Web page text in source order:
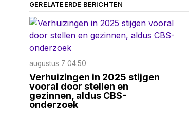
GERELATEERDE BERICHTEN
augustus 7 04:50
Verhuizingen in 2025 stijgen
vooral door stellen en
gezinnen, aldus CBS-
onderzoek